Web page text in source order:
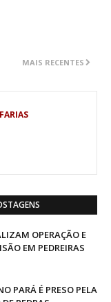
MAIS RECENTES
OPERAÇÃO E
EM PEDREIRAS
PARÁ É PRESO PELA